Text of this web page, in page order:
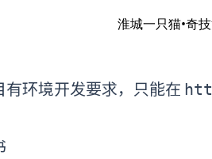
淮城一只猫•奇
有环境开发要求，只能在